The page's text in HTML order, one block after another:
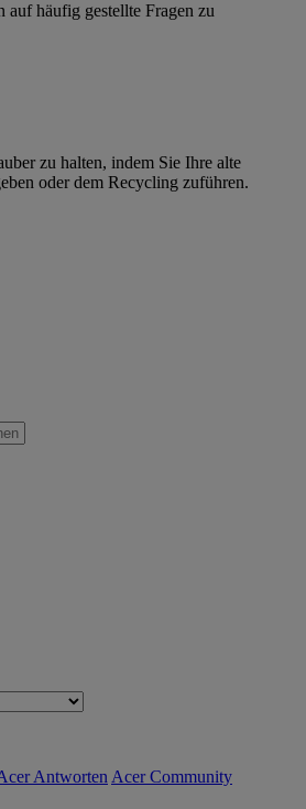
häufig gestellte Fragen zu
zu halten, indem Sie Ihre alte
oder dem Recycling zuführen.
Antworten Acer Community